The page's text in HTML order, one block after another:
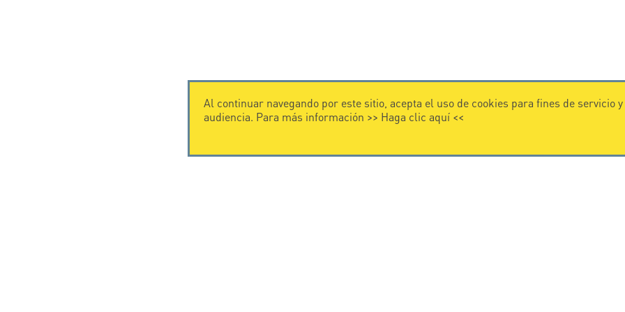
Al continuar navegando por este sitio, acepta el uso de cookies para fines de servicio
audiencia. Para más información >> Haga clic aquí<<